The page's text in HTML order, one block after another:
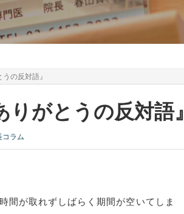
の反対語』
がとうの反対語』
コラム
間が取れずしばらく期間が空いてしま